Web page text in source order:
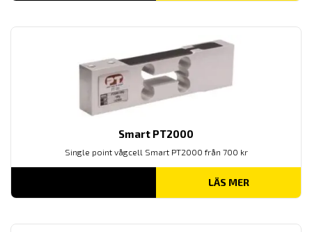
till
Smart PT2000
Single point vågcell Smart PT2000 från 700 kr
LÄS MER